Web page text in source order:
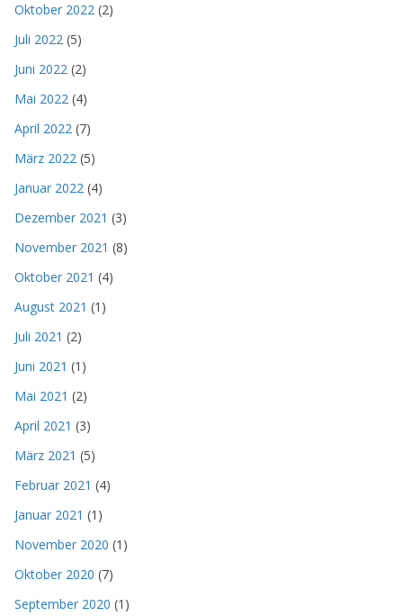
Oktober 2022 (2)
Juli 2022 (5)
Juni 2022 (2)
Mai 2022 (4)
April 2022 (7)
März 2022 (5)
Januar 2022 (4)
Dezember 2021 (3)
November 2021 (8)
Oktober 2021 (4)
August 2021 (1)
Juli 2021 (2)
Juni 2021 (1)
Mai 2021 (2)
April 2021 (3)
März 2021 (5)
Februar 2021 (4)
Januar 2021 (1)
November 2020 (1)
Oktober 2020 (7)
September 2020 (1)